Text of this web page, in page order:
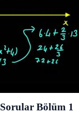
Bölüm 1